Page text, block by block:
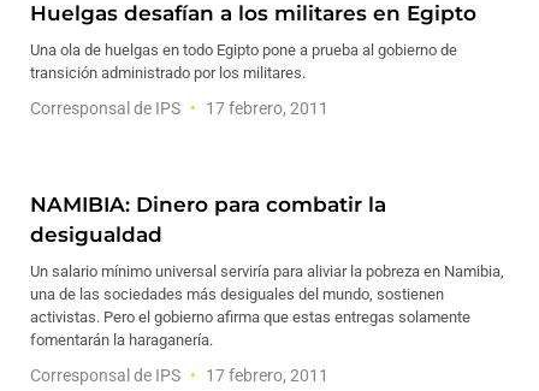
Huelgas desafían a los militares en Egipto
Una ola de huelgas en todo Egipto pone a prueba al gobierno de
transición administrado por los militares.
Corresponsal de IPS 17 febrero, 2011
NAMIBIA: Dinero para combatir la
desigualdad
Un salario mínimo universal serviría para aliviar la pobreza en Namibia,
una de las sociedades más desiguales del mundo, sostienen
activistas. Pero el gobierno afirma que estas entregas solamente
fomentarán la haraganería.
Corresponsal de IPS 17 febrero, 2011